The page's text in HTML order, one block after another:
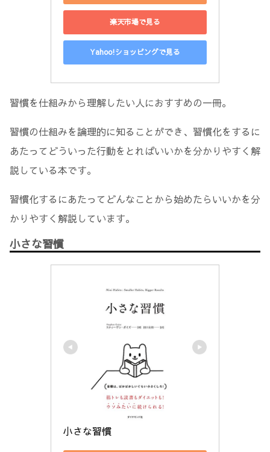
楽天市場で見る
Yahoo!ショッピングで見る
習慣を仕組みから理解したい人におすすめの一冊。
習慣の仕組みを論理的に知ることができ、習慣化をするに
あたってどういった行動をとればいいかを分かりやすく解
説している本です。
習慣化するにあたってどんなことから始めたらいいかを分
かりやすく解説しています。
小さな習慣
小さな習慣